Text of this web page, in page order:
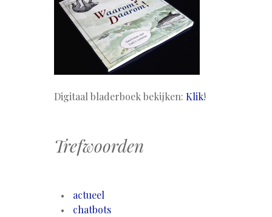
Digitaal bladerboek bekijken: Klik!
Trefwoorden
actueel
chatbots